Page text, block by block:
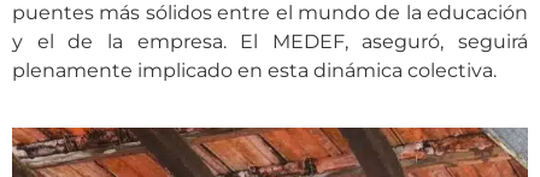
puentes más sólidos entre el mundo de la educación
y el de la empresa. El MEDEF, aseguró, seguirá
plenamente implicado en esta dinámica colectiva.